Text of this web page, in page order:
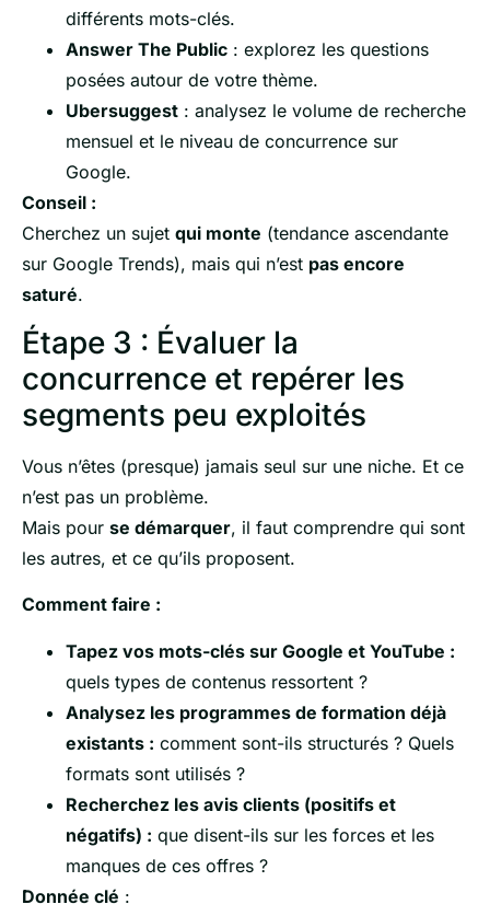
différents mots-clés.
Answer The Public : explorez les questions
posées autour de votre thème.
Ubersuggest : analysez le volume de recherche
mensuel et le niveau de concurrence sur
Google.
Conseil :
Cherchez un sujet qui monte (tendance ascendante
sur Google Trends), mais qui n’est pas encore
saturé.
Étape 3 : Évaluer la
concurrence et repérer les
segments peu exploités
Vous n’êtes (presque) jamais seul sur une niche. Et ce
n’est pas un problème.
Mais pour se démarquer, il faut comprendre qui sont
les autres, et ce qu’ils proposent.
Comment faire :
Tapez vos mots-clés sur Google et YouTube :
quels types de contenus ressortent ?
Analysez les programmes de formation déjà
existants : comment sont-ils structurés ? Quels
formats sont utilisés ?
Recherchez les avis clients (positifs et
négatifs) : que disent-ils sur les forces et les
manques de ces offres ?
Donnée clé :